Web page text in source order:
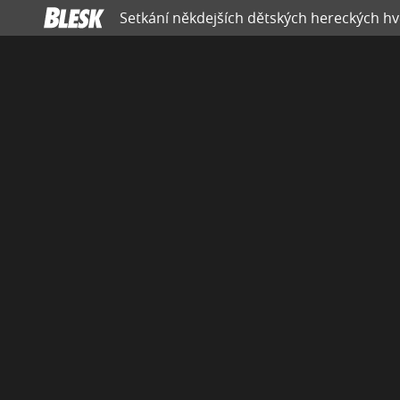
Setkání někdejších dětských hereckých